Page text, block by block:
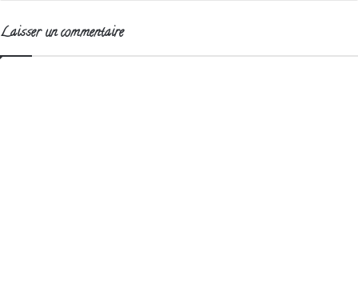
Laisser un commentaire